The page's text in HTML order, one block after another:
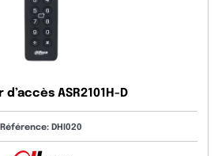
ASR2101H-D
Référence: DHI020